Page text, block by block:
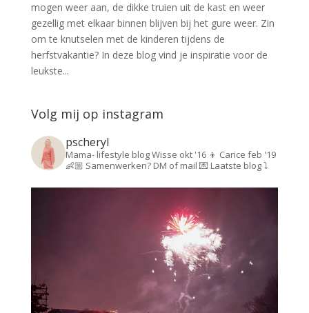
mogen weer aan, de dikke truien uit de kast en weer
gezellig met elkaar binnen blijven bij het gure weer. Zin
om te knutselen met de kinderen tijdens de
herfstvakantie? In deze blog vind je inspiratie voor de
leukste...
Volg mij op instagram
pscheryl
Mama- lifestyle blogWisse okt '16 👦 Carice feb '19
👶🏼 Samenwerken? DM of mail 💌Laatste blog ⤵️